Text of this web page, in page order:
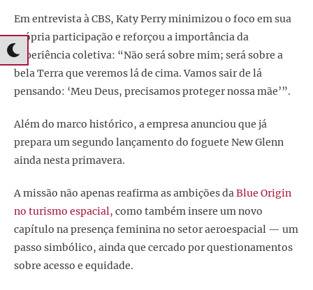
Em entrevista à CBS, Katy Perry minimizou o foco em sua
própria participação e reforçou a importância da
experiência coletiva: “Não será sobre mim; será sobre a
bela Terra que veremos lá de cima. Vamos sair de lá
pensando: ‘Meu Deus, precisamos proteger nossa mãe’”.
Além do marco histórico, a empresa anunciou que já
prepara um segundo lançamento do foguete New Glenn
ainda nesta primavera.
A missão não apenas reafirma as ambições daBlue Origin
no turismo espacial, como também insere um novo
capítulo na presença feminina no setor aeroespacial — um
passo simbólico, ainda que cercado por questionamentos
sobre acesso e equidade.